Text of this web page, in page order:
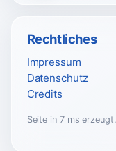
Rechtliches
Impressum
Datenschutz
Credits
Seite in 7 ms erzeugt.